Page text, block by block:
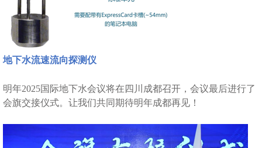
地下水流速流向探测仪
明年2025国际地下水会议将在四川成都召开，会议最后进行了
会旗交接仪式。让我们共同期待明年成都再见！